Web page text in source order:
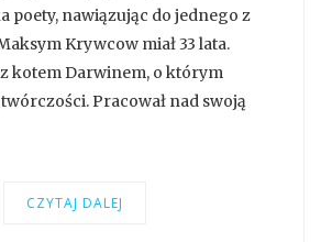
poety, nawiązując do jednego z
Krywcow miał 33 lata.
kotem Darwinem, o którym
twórczości. Pracował nad swoją
CZYTAJ DALEJ